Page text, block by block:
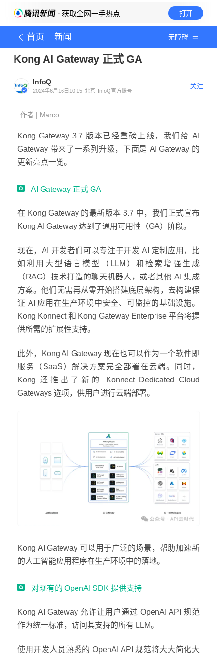
· 获取全网一手热点 打开
首页 新闻 无障碍
Kong AI Gateway 正式 GA
InfoQ
2024年6月16日10:15 北京 InfoQ官方账号
关注
作者 | Marco
Kong Gateway 3.7 版本已经重磅上线，我们给 AI
Gateway 带来了一系列升级，下面是 AI Gateway 的
更新亮点一览。
AI Gateway 正式 GA
在 Kong Gateway 的最新版本 3.7 中，我们正式宣布
Kong AI Gateway 达到了通用可用性（GA）阶段。
现在，AI 开发者们可以专注于开发 AI 定制应用，比
如利用大型语言模型（LLM）和检索增强生成
（RAG）技术打造的聊天机器人，或者其他 AI 集成
方案。他们无需再从零开始搭建底层架构，去构建保
证 AI 应用在生产环境中安全、可监控的基础设施。
Kong Konnect 和 Kong Gateway Enterprise 平台将提
供所需的扩展性支持。
此外，Kong AI Gateway 现在也可以作为一个软件即
服务（SaaS）解决方案完全部署在云端。同时，
Kong 还推出了新的 Konnect Dedicated Cloud
Gateways 选项，供用户进行云端部署。
Kong AI Gateway 可以用于广泛的场景，帮助加速新
的人工智能应用程序在生产环境中的落地。
对现有的 OpenAI SDK 提供支持
Kong AI Gateway 允许让用户通过 OpenAI API 规范
作为统一标准，访问其支持的所有 LLM。
使用开发人员熟悉的 OpenAI API 规范将大大简化大